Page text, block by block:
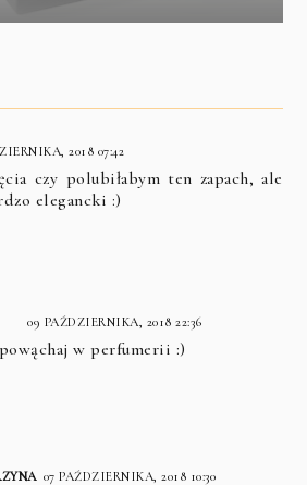
2018 07:42
czy polubiłabym ten zapach, ale
elegancki :)
09 PAŹDZIERNIKA, 2018 22:36
w perfumerii :)
07 PAŹDZIERNIKA, 2018 10:30